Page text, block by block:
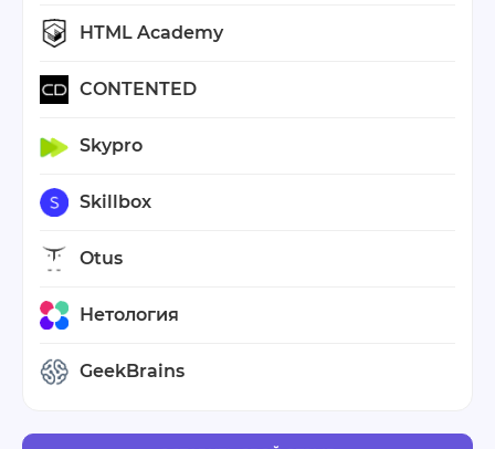
HTML Academy
CONTENTED
Skypro
Skillbox
Otus
Нетология
GeekBrains